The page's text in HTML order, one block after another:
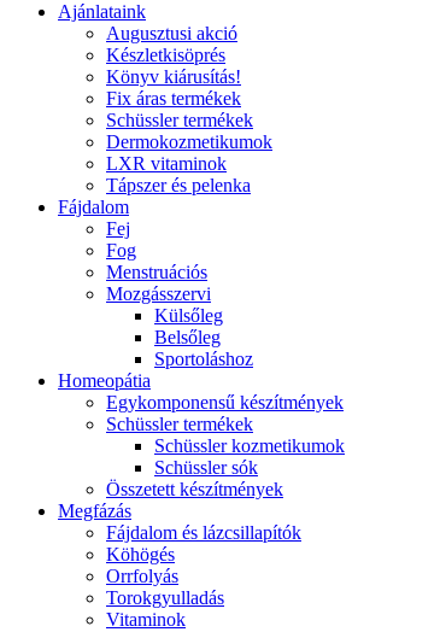
Ajánlataink
Augusztusi akció
Készletkisöprés
Könyv kiárusítás!
Fix áras termékek
Schüssler termékek
Dermokozmetikumok
LXR vitaminok
Tápszer és pelenka
Fájdalom
Fej
Fog
Menstruációs
Mozgásszervi
Külsőleg
Belsőleg
Sportoláshoz
Homeopátia
Egykomponensű készítmények
Schüssler termékek
Schüssler kozmetikumok
Schüssler sók
Összetett készítmények
Megfázás
Fájdalom és lázcsillapítók
Köhögés
Orrfolyás
Torokgyulladás
Vitaminok